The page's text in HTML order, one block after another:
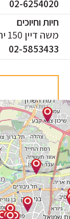
02-
וחיוכים
150 ירושלים
02-